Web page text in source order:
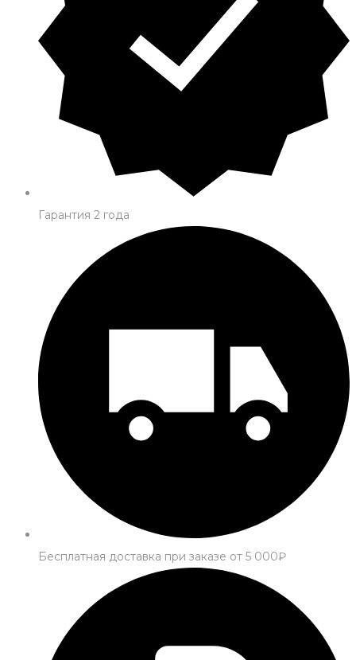
Гарантия 2 года
Бесплатная доставка при заказе от 5 000₽